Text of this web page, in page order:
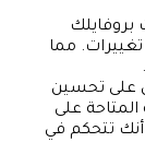
مما
على تحسين
على
تتحكم في